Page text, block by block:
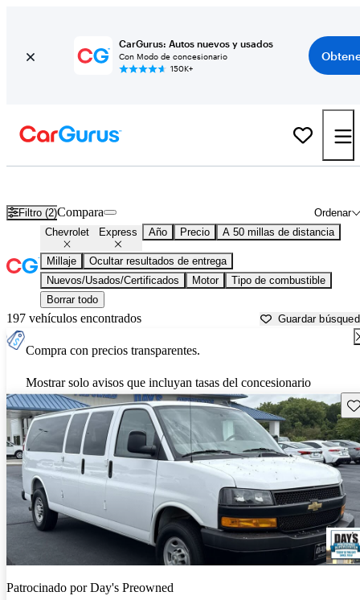
CarGurus: Autos nuevos y usados
Con Modo de concesionario
150K+
Filtro (2) Ordenar
Compara
Chevrolet Express Año Precio A 50 millas de distancia
Millaje
Ocultar resultados de entrega
Nuevos/Usados/Certificados
Motor
Tipo de combustible
Borrar todo
197 vehículos encontrados Guardar
Compra con precios transparentes.
Mostrar solo avisos que incluyan tasas del concesionario
Patrocinado porDay's Preowned